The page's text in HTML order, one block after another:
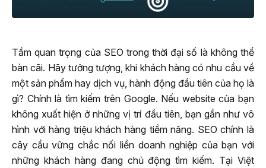
Tầm quan trọng của SEO trong thời đại số là không thể
bàn cãi. Hãy tưởng tượng, khi khách hàng có nhu cầu về
một sản phẩm hay dịch vụ, hành động đầu tiên của họ là
gì? Chính là tìm kiếm trên Google. Nếu website của bạn
không xuất hiện ở những vị trí đầu tiên, bạn gần như vô
hình với hàng triệu khách hàng tiềm năng. SEO chính là
cây cầu vững chắc nối liền doanh nghiệp của bạn với
những khách hàng đang chủ động tìm kiếm. Tại Việt